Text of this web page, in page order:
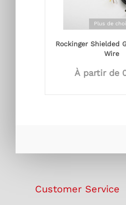
Plus de
Rockinger Shielded
Wire
À partir de
Customer Service